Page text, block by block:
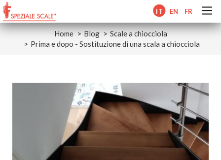
IT EN FR
Home Blog
Scale a chiocciola
Prima e dopo - Sostituzione di una scala a chiocciola